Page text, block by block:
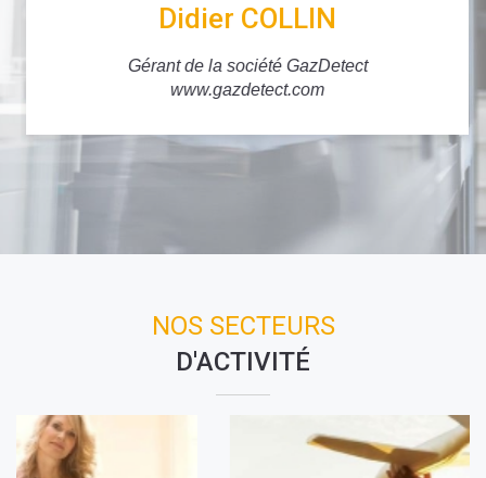
Didier COLLIN
Gérant de la société GazDetect
www.gazdetect.com
NOS SECTEURS
D'ACTIVITÉ